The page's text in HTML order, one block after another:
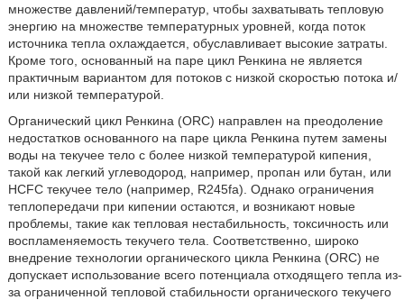
множестве давлений/температур, чтобы захватывать тепловую
энергию на множестве температурных уровней, когда поток
источника тепла охлаждается, обуславливает высокие затраты.
Кроме того, основанный на паре цикл Ренкина не является
практичным вариантом для потоков с низкой скоростью потока и/
или низкой температурой.
Органический цикл Ренкина (ORC) направлен на преодоление
недостатков основанного на паре цикла Ренкина путем замены
воды на текучее тело с более низкой температурой кипения,
такой как легкий углеводород, например, пропан или бутан, или
HCFC текучее тело (например, R245fa). Однако ограничения
теплопередачи при кипении остаются, и возникают новые
проблемы, такие как тепловая нестабильность, токсичность или
воспламеняемость текучего тела. Соответственно, широко
внедрение технологии органического цикла Ренкина (ORC) не
допускает использование всего потенциала отходящего тепла из-
за ограниченной тепловой стабильности органического текучего